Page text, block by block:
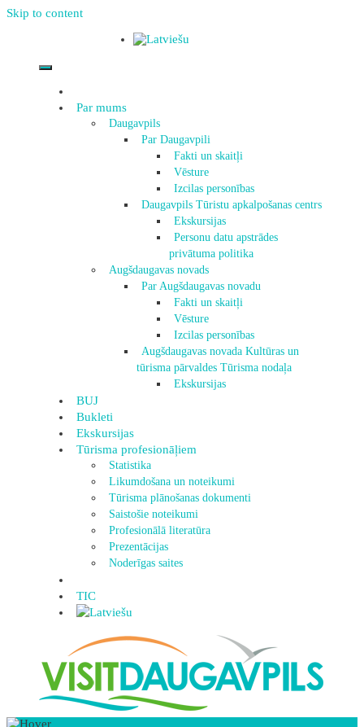
Skip to content
Par mums
Daugavpils
Par Daugavpili
Fakti un skaitļi
Vēsture
Izcilas personības
Daugavpils Tūristu apkalpošanas centrs
Ekskursijas
Personu datu apstrādes
privātuma politika
Augšdaugavas novads
Par Augšdaugavas novadu
Fakti un skaitļi
Vēsture
Izcilas personības
Augšdaugavas novada Kultūras un
tūrisma pārvaldes Tūrisma nodaļa
Ekskursijas
BUJ
Bukleti
Ekskursijas
Tūrisma profesionāļiem
Statistika
Likumdošana un noteikumi
Tūrisma plānošanas dokumenti
Saistošie noteikumi
Profesionālā literatūra
Prezentācijas
Noderīgas saites
TIC